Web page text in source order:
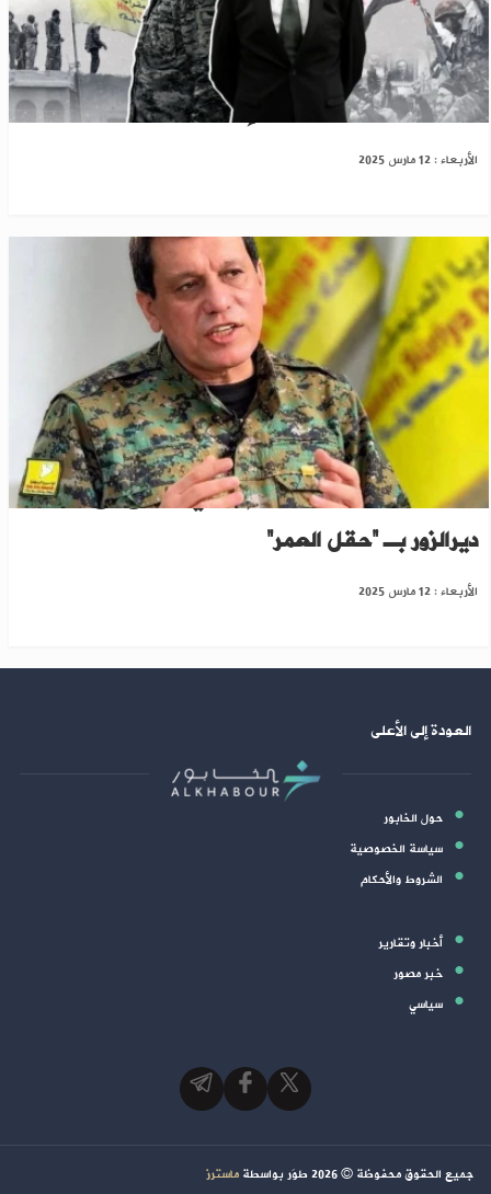
هل يصمد اتفاق قسد والإدارة السورية؟
الأربعاء : 12 مارس 2025
مصادر لـ "الخابور": مظلوم عبدي يجتمع مع وجهاء
ديرالزور بـ “حقل العمر”
الأربعاء : 12 مارس 2025
العودة إلى الأعلى
حول الخابور
سياسة الخصوصية
الشروط والأحكام
أخبار وتقارير
خبر مصور
سياسي
جميع الحقوق محفوظة ©2026طوَر بواسطةماسترز